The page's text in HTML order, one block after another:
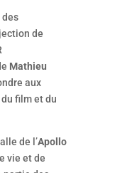
des
de
Mathieu
aux
film et du
de l’Apollo
vie et de